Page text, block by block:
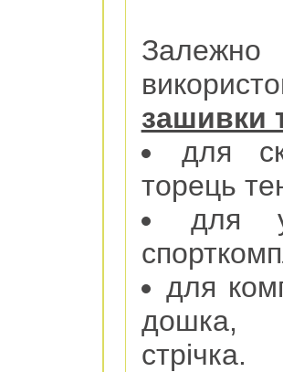
Залежно
зашивки
для
торець
для
для
дошка,
стрічка.